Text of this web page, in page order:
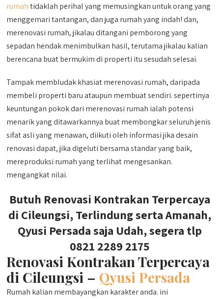
rumahtidaklah perihal yang memusingkan untuk orang yang
menggemari tantangan, dan juga rumah yang indah! dan,
merenovasi rumah, jikalau ditangani pemborong yang
sepadan hendak menimbulkan hasil, terutama jikalau kalian
berencana buat bermukim di properti itu sesudah selesai.
Tampak membludak khasiat merenovasi rumah, daripada
membeli properti baru ataupun membuat sendiri. sepertinya
keuntungan pokok dari merenovasi rumah ialah potensi
menarik yang ditawarkannya buat membongkar seluruh jenis
sifat asli yang menawan, diikuti oleh informasi jika desain
renovasi dapat, jika digeluti bersama standar yang baik,
mereproduksi rumah yang terlihat mengesankan.
mengangkat nilai.
Butuh Renovasi Kontrakan Terpercaya
di Cileungsi, Terlindung serta Amanah,
Qyusi Persada saja Udah, segera tlp
0821 2289 2175
Renovasi Kontrakan Terpercaya
di Cileungsi – Qyusi Persada
Rumah kalian membayangkan karakter anda. ini